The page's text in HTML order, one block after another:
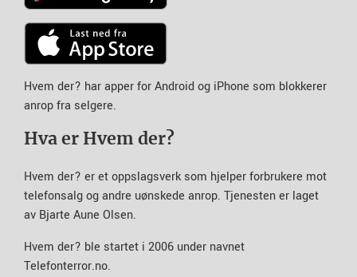
Hvem der? har apper for Android og iPhone som blokkerer
anrop fra selgere.
Hva er Hvem der?
Hvem der? er et oppslagsverk som hjelper forbrukere mot
telefonsalg og andre uønskede anrop. Tjenesten er laget
av Bjarte Aune Olsen.
Hvem der? ble startet i 2006 under navnet
Telefonterror.no.